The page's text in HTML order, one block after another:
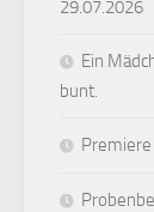
29.07.2026
Ein
bunt.
Premiere